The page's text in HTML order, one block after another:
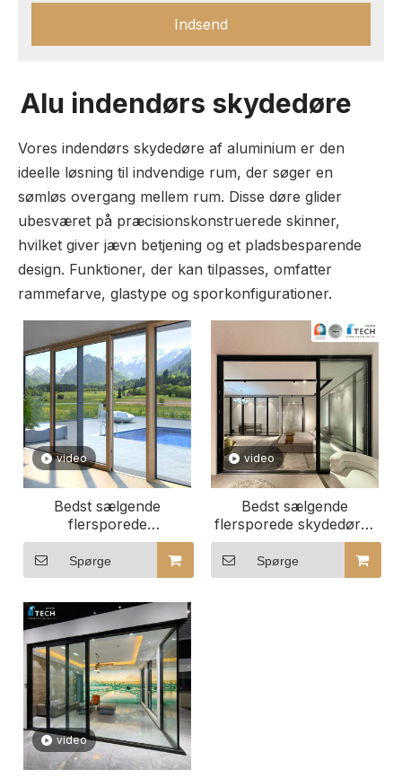
Indsend
Alu indendørs skydedøre
Vores indendørs skydedøre af aluminium er den
ideelle løsning til indvendige rum, der søger en
sømløs overgang mellem rum. Disse døre glider
ubesværet på præcisionskonstruerede skinner,
hvilket giver jævn betjening og et pladsbesparende
design. Funktioner, der kan tilpasses, omfatter
rammefarve, glastype og sporkonfigurationer.
video
Bedst sælgende
flersporede
aluminiumsskydedøre i
Nordamerika med
tilpasseligt antal
Spørge
video
Bedst sælgende
flersporede skydedøre i
Nordamerika med
tilpasseligt antal
glideskinner
Spørge
video